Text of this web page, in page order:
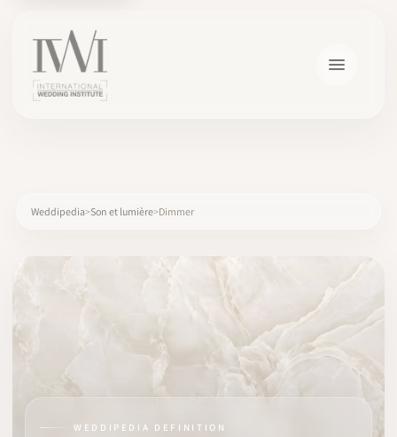
LOGICIEL
Weddipedia Son et lumière Dimmer
WEDDIPEDIA DEFINITION